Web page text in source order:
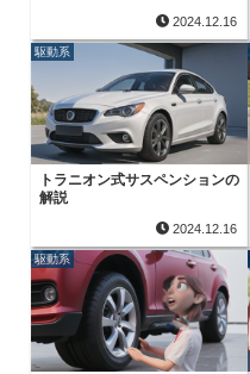
2024.12.16
駆動系
トラニオン式サスペンションの
解説
2024.12.16
駆動系